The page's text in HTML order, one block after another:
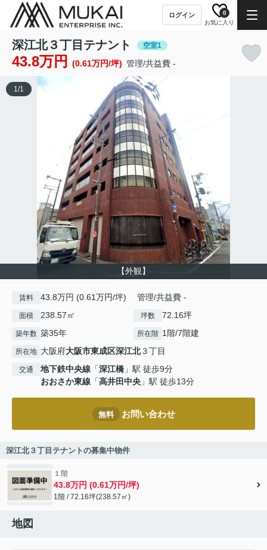
ログイン
お気に入り
0
深江北３丁目テナント 空室1
43.8万円 (0.61万円/坪) 管理/共益費 -
【外観】
1/1
賃料 43.8万円 (0.61万円/坪) 管理/共益費 -
面積 238.57㎡ 坪数 72.16坪
築年数 築35年 所在階 1階/7階建
所在地 大阪府大阪市東成区深江北３丁目
交通 地下鉄中央線 「深江橋 」駅 徒歩9分
おおさか東線 「高井田中央 」駅 徒歩13分
無料 お問い合わせ
深江北３丁目テナントの募集中物件
１階
43.8万円 (0.61万円/坪)
1階 / 72.16坪(238.57㎡)
地図